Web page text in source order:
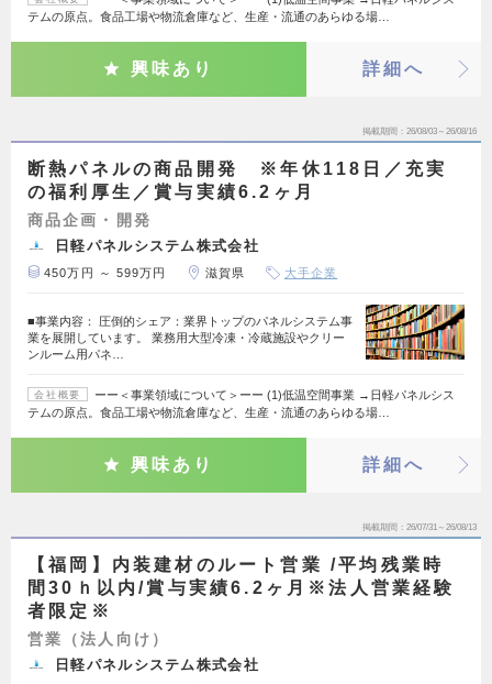
テムの原点。食品工場や物流倉庫など、生産・流通のあらゆる場…
興味あり 詳細へ
掲載期間 26/08/03～26/08/16
断熱パネルの商品開発 ※年休118日／充実
の福利厚生／賞与実績6.2ヶ月
商品企画・開発
日軽パネルシステム株式会社
450万円 ～ 599万円 滋賀県 大手企業
■事業内容： 圧倒的シェア：業界トップのパネルシステム事
業を展開しています。 業務用大型冷凍・冷蔵施設やクリー
ンルーム用パネ…
会社概要
ーー＜事業領域について＞ーー (1)低温空間事業 →日軽パネルシス
テムの原点。食品工場や物流倉庫など、生産・流通のあらゆる場…
興味あり 詳細へ
掲載期間 26/07/31～26/08/13
【福岡】内装建材のルート営業 /平均残業時
間30ｈ以内/賞与実績6.2ヶ月※法人営業経験
者限定※
営業（法人向け）
日軽パネルシステム株式会社